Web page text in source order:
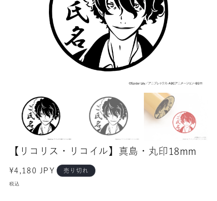
【リコリス・リコイル】真島・丸印18mm
通
常
¥4,180 JPY 売り切れ
税込